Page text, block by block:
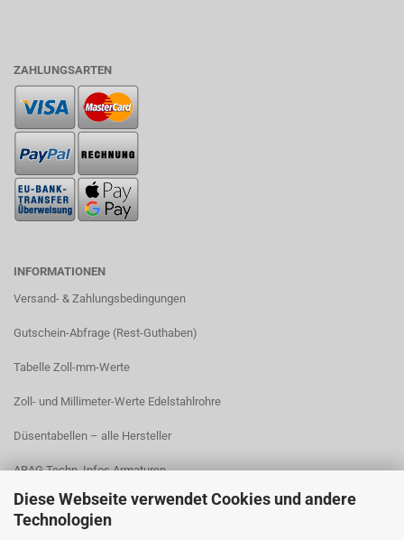
Diese Webseite verwendet Cookies und andere
Technologien
ZAHLUNGSARTEN
INFORMATIONEN
Versand- & Zahlungsbedingungen​
Gutschein-Abfrage (Rest-Guthaben)
Tabelle Zoll-mm-Werte
Zoll- und Millimeter-Werte Edelstahlrohre
Düsentabellen – alle Hersteller
ARAG Techn. Infos Armaturen
ARAG Installation Gleichdruck-Armaturen